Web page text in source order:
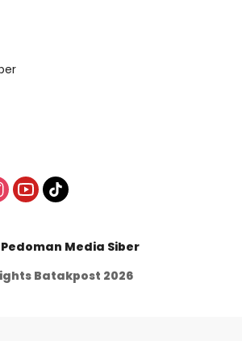
Pedoman Media Siber
Batakpost 2026